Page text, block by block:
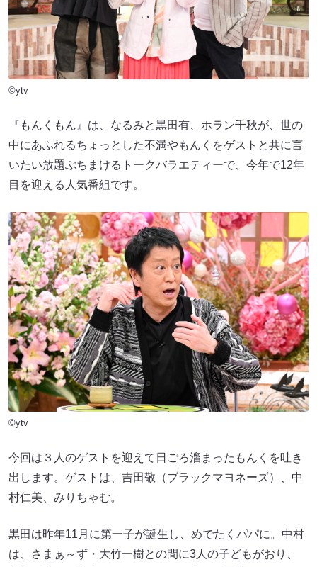
©ytv
『もんくもん』は、なるみと黒田有、ホラン千秋が、世の
中にあふれるちょっとした不満やもんくをゲストと共に言
いたい放題ぶちまけるトークバラエティーで、今年で12年
目を迎える人気番組です。
©ytv
今回は３人のゲストを迎えて日ごろ溜まったもんくを吐き
出します。ゲストは、吉田敬（ブラックマヨネーズ）、中
村仁美、みりちゃむ。
黒田は昨年11月に第一子が誕生し、めでたくパパに。中村
は、さまぁ～ず・大竹一樹との間に3人の子どもがおり、